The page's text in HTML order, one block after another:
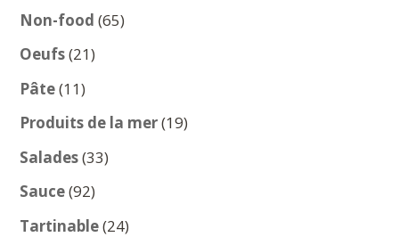
produits
Non-food 6565
Oeufs 2121
Pâte 1111
produits
Produits de la mer 1919
Salades 3333
Sauce 9292
produits
Tartinable 2424